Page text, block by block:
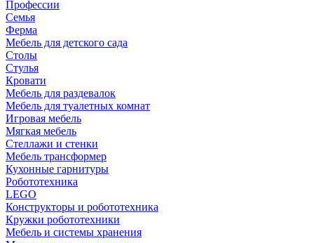
Профессии
Семья
Ферма
Мебель для детского сада
Столы
Cтулья
Кровати
Мебель для раздевалок
Мебель для туалетных комнат
Игровая мебель
Мягкая мебель
Стеллажи и стенки
Мебель трансформер
Кухонные гарнитуры
Робототехника
LEGO
Конструкторы и робототехника
Кружки робототехники
Мебель и системы хранения